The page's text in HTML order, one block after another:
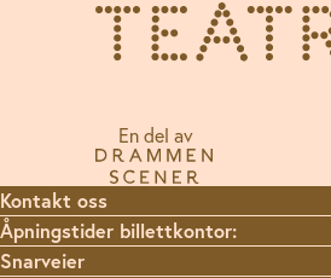
En del av
Kontakt oss
Åpningstider billettkontor:
Snarveier